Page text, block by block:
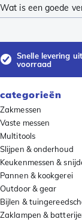
Wat is een goede
Snelle levering
voorraad
categorieën
Zakmessen
Vaste messen
Multitools
Slijpen & onderhoud
Keukenmessen &
Pannen & kookgerei
Outdoor & gear
Bijlen &
Zaklampen &